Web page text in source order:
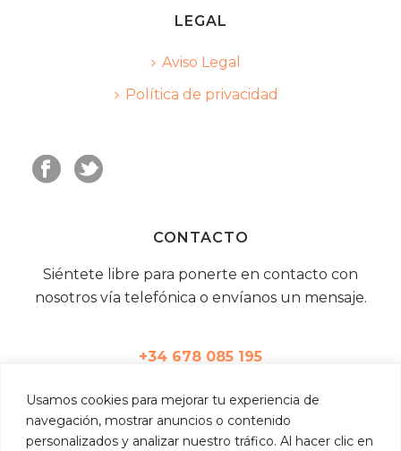
Usamos cookies para mejorar tu experiencia de
navegación, mostrar anuncios o contenido
personalizados y analizar nuestro tráfico. Al hacer clic en
LEGAL
Aviso Legal
Política de privacidad
CONTACTO
Siéntete libre para ponerte en contacto con
nosotros vía telefónica o envíanos un mensaje.
+34 678 085 195
info@eitr.es